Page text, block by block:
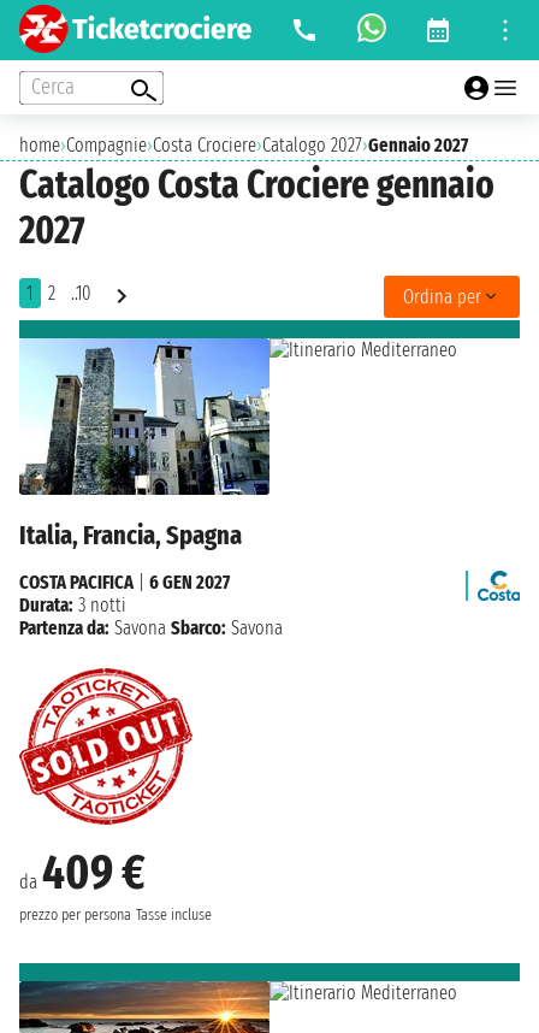
Cerca
home›Compagnie›Costa Crociere›Catalogo 2027›Gennaio 2027
Catalogo Costa Crociere gennaio
2027
1 2 ..10 Ordina per
Italia, Francia, Spagna
da 409 €
prezzo per persona Tasse incluse
COSTA PACIFICA
6 GEN 2027
Durata: 3 notti
Partenza da: Savona Sbarco: Savona